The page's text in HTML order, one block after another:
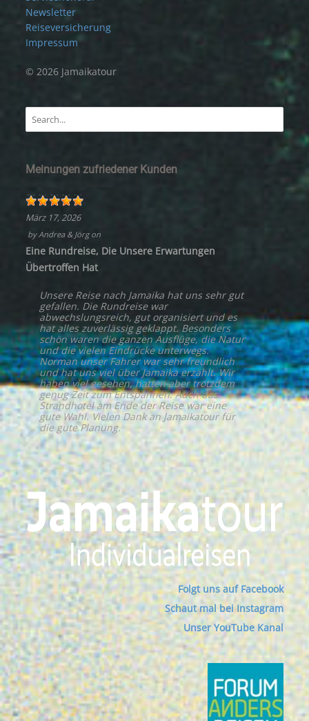
Newsletter
Reiseversicherung
Impressum
© 2026 Jamaikatour
Meinungen zufriedener Kunden
März 17, 2026
byAndrea & Jörgon
Eine Rundreise, Die Unsere Erwartungen
Übertroffen Hat
Unsere Reise nach Jamaika hat uns sehr gut
gefallen. Die Rundreise war
abwechslungsreich, gut organisiert und es
hat alles zuverlässig geklappt. Besonders
schön waren die ganzen Ausflüge, die Natur
und die vielen Eindrücke unterwegs.
Norman unser Fahrer war sehr freundlich
und hat uns viel über Jamaika erzählt. Wir
haben viel gesehen, hatten aber trotzdem
genug Zeit zum Entspannen. Auch das
Strandhotel am Ende der Reise war eine
gute Wahl. Vielen Dank an Jamaikatour für
die gute Planung.
Folgt uns auf Facebook
Schaut mal bei Instagram
Unser YouTube Kanal